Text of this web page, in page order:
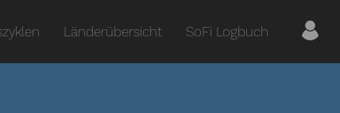
Länderübersicht SoFi Logbuch